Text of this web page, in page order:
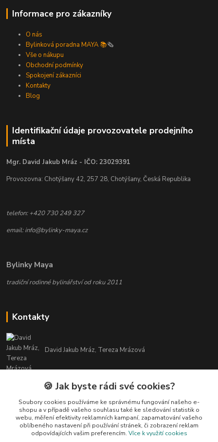
Informace pro zákazníky
O nás
Bylinková poradna MAYA 📚🗞️
Vše o nákupu
Obchodní podmínky
Spokojení zákazníci
Kontakty
Blog
Identifikační údaje provozovatele prodejního
místa
Mgr. David Jakub Mráz - IČO: 23029391
Provozovna: Chotýšany 42, 257 28, Chotýšany, Česká Republika
telefon: +420 730 249 327
email: info@bylinky-maya.cz
Bylinky Maya
tradiční rodinné bylinářství od roku 2011
Kontakty
David Jakub Mráz, Tereza Mrázová
info@bylinky-maya.cz
🍪 Jak byste rádi své cookies?
Soubory cookies používáme ke správnému fungování našeho e-
shopu a v případě vašeho souhlasu také ke sledování statistik o
webu, měření efektivity reklamních kampaní, zapamatování vašeho
oblíbeného nastavení při používání stránek, či zobrazení reklam
odpovídajících vašim preferencím. Více k využití cookies